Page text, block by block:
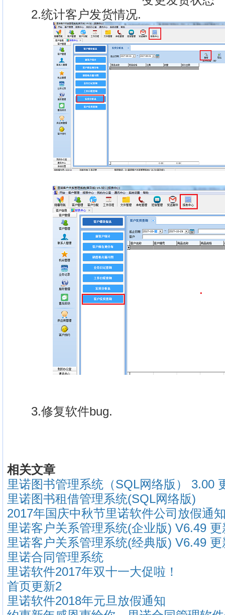
2.统计客户发货情况.
3.修复软件bug.
相关文章
里诺图书管理系统（SQL网络版） 3.00
里诺图书租借管理系统(SQL网络版)
2017年国庆中秋节里诺软件公司放假通
里诺客户关系管理系统(企业版) V6.49
里诺客户关系管理系统(经典版) V6.49
里诺合同管理系统
里诺软件2017年双十一大促啦！
首页更新2
里诺软件2018年元旦放假通知